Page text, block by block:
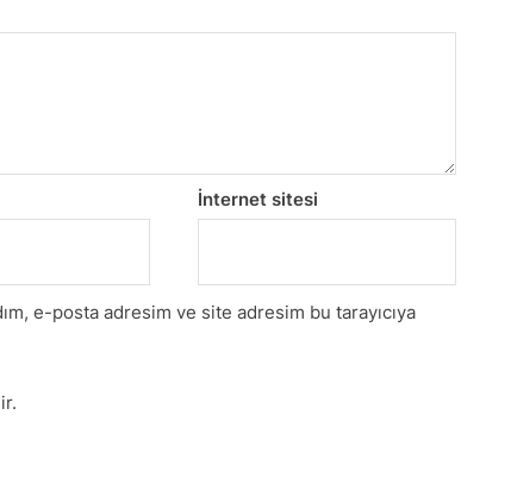
İnternet sitesi
e-posta adresim ve site adresim bu tarayıcıya